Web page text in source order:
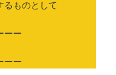
るものとして
ーー
ーー